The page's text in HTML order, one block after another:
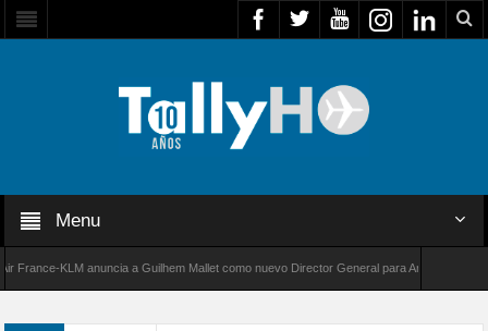
Menu
KLM anuncia a Guilhem Mallet como nuevo Director General para América Latina